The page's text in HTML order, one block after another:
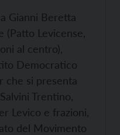
Gianni Beretta
Levicense,
al centro),
Democratico
che si presenta
Trentino,
Levico e frazioni,
del Movimento